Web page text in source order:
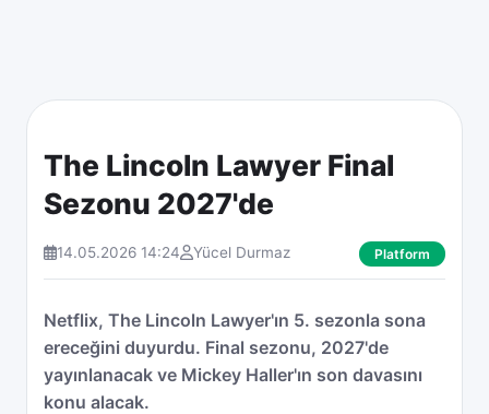
The Lincoln Lawyer Final
Sezonu 2027'de
14.05.2026 14:24 Yücel Durmaz Platform
Netflix, The Lincoln Lawyer'ın 5. sezonla sona
ereceğini duyurdu. Final sezonu, 2027'de
yayınlanacak ve Mickey Haller'ın son davasını
konu alacak.